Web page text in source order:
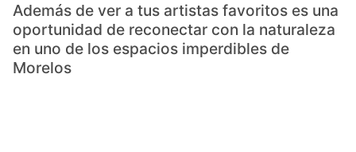
Además de ver a tus artistas favoritos es una
oportunidad de reconectar con la naturaleza
en uno de los espacios imperdibles de
Morelos